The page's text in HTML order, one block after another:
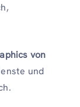
von
und